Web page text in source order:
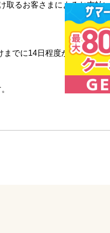
取るお客さまによるお支払
までに14日程度かかる場合